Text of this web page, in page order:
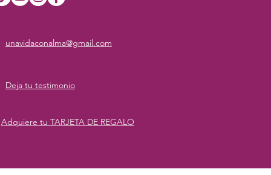
unavidaconalma@gmail.com
Deja tu testimonio
Adquiere tu TARJETA DE REGALO